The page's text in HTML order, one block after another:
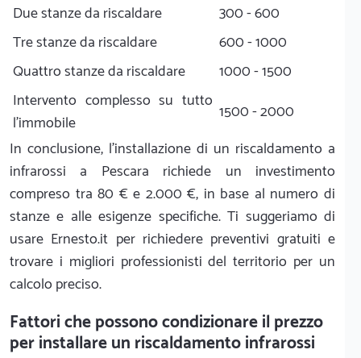
Due stanze da riscaldare
300 - 600
Tre stanze da riscaldare
600 - 1000
Quattro stanze da riscaldare
1000 - 1500
Intervento complesso su tutto
l'immobile
1500 - 2000
In conclusione, l'installazione di un riscaldamento a
infrarossi a Pescara richiede un investimento
compreso tra 80 € e 2.000 €, in base al numero di
stanze e alle esigenze specifiche. Ti suggeriamo di
usare Ernesto.it per richiedere preventivi gratuiti e
trovare i migliori professionisti del territorio per un
calcolo preciso.
Fattori che possono condizionare il prezzo
per installare un riscaldamento infrarossi